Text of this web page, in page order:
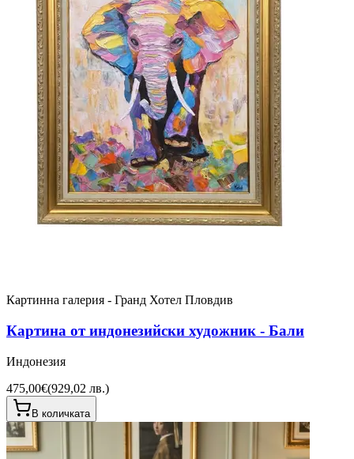
Картинна галерия - Гранд Хотел Пловдив
Картина от индонезийски художник - Бали
Индонезия
475,00€(929,02 лв.)
В количката